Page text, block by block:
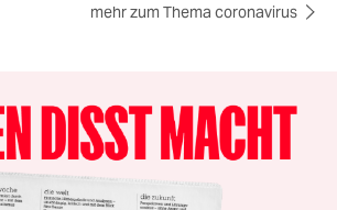
mehr zum Thema coronavirus